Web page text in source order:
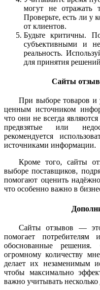
могут не отражать
Проверьте, есть ли у
от клиентов.
Будьте критичны.
субъективными и
реальность.
для принятия
Сайты
При выборе товаров и
ценным источником
что они не всегда
предвзятые или
рекомендуется
источниками информации.
Кроме того, сайты
выборе поставщиков,
помогают оценить
что особенно важно в
Сайты отзывов —
помогает потребителям
обоснованные
огромному количеству
делает их незаменимым
чтобы максимально
важно учитывать